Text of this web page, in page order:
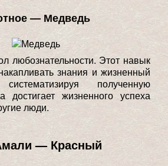
— Медведь
любознательности. Этот навык
знания и жизненный
полученную
жизненного успеха
люди.
— Красный